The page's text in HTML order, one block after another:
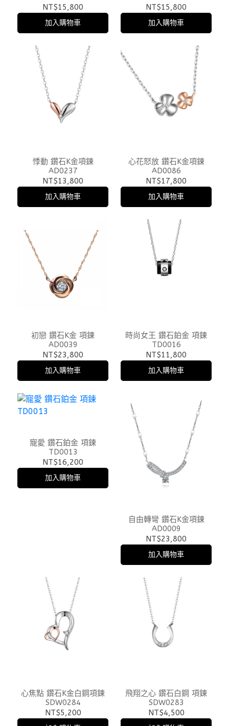
NT$15,800
加入購物車
NT$15,800
加入購物車
悸動 鑽石K金項鍊
AD0237
NT$13,800
加入購物車
心花怒放 鑽石K金項鍊
AD0086
NT$17,800
加入購物車
初戀 鑽石K金 項鍊
AD0039
NT$23,800
加入購物車
時尚女王 鑽石鉑金 項鍊
TD0016
NT$11,800
加入購物車
寵愛 鑽石鉑金 項鍊
TD0013
NT$16,200
加入購物車
自由轉彎 鑽石K金項鍊
AD0009
NT$23,800
加入購物車
心焦點 鑽石K金白鋼項鍊
SDW0284
NT$5,200
飛翔之心 鑽石白鋼 項鍊
SDW0283
NT$4,500